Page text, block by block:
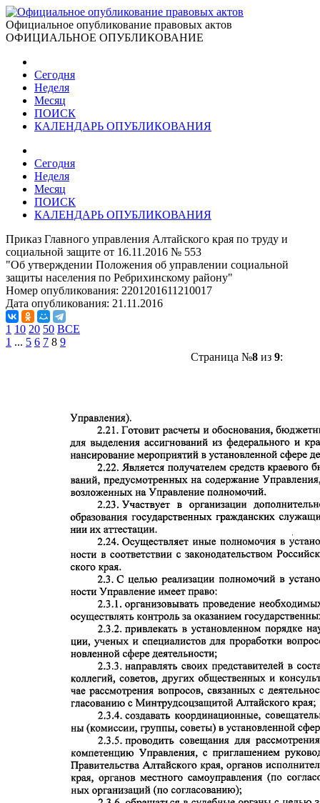
Официальное опубликование правовых актов
ОФИЦИАЛЬНОЕ ОПУБЛИКОВАНИЕ
Сегодня
Неделя
Месяц
ПОИСК
КАЛЕНДАРЬ ОПУБЛИКОВАНИЯ
Сегодня
Неделя
Месяц
ПОИСК
КАЛЕНДАРЬ ОПУБЛИКОВАНИЯ
Приказ Главного управления Алтайского края по труду и
социальной защите от 16.11.2016 № 553
"Об утверждении Положения об управлении социальной
защиты населения по Ребрихинскому району"
Номер опубликования: 2201201611210017
Дата опубликования: 21.11.2016
1 10 20 50 ВСЕ
1 ... 5 6 7 8 9
Страница №8из 9: